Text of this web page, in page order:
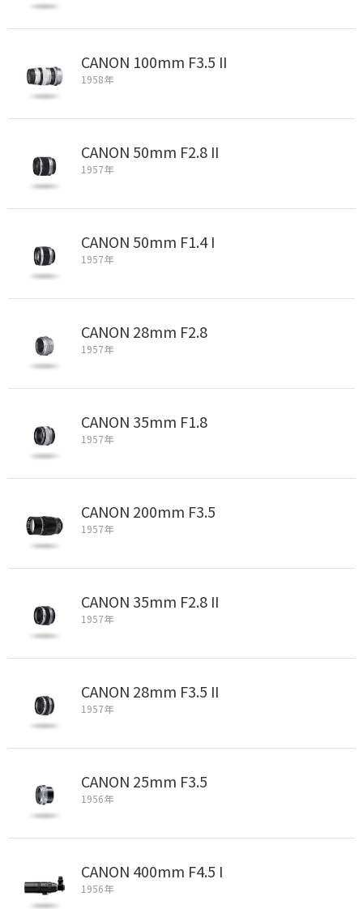
CANON 100mm F3.5 II
1958年
CANON 50mm F2.8 II
1957年
CANON 50mm F1.4 I
1957年
CANON 28mm F2.8
1957年
CANON 35mm F1.8
1957年
CANON 200mm F3.5
1957年
CANON 35mm F2.8 II
1957年
CANON 28mm F3.5 II
1957年
CANON 25mm F3.5
1956年
CANON 400mm F4.5 I
1956年